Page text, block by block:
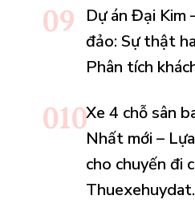
Dự án Đại Kim
đảo: Sự thật
Phân tích
Xe 4 chỗ sân
Nhất mới –
cho chuyến đi